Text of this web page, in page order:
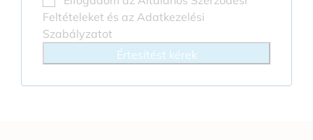
Feltételeket és az Adatkezelési
Szabályzatot
Értesítést kérek